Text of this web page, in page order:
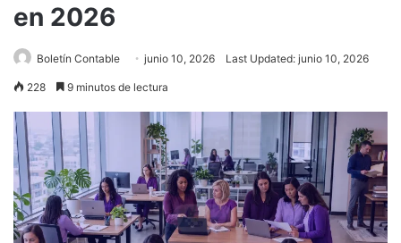
en 2026
Boletín Contable junio 10, 2026 Last Updated: junio 10, 2026
228 9 minutos de lectura